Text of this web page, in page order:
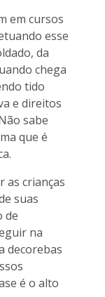
em cursos
esse
da
chega
tido
e direitos
sabe
que é
as crianças
suas
de
na
decorebas
é o alto